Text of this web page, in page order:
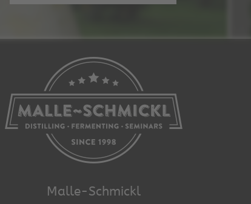
Malle-Schmickl